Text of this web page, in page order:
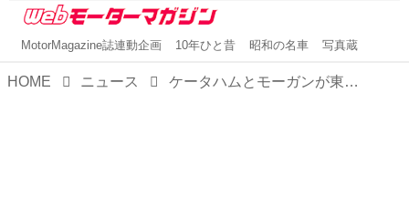
MotorMagazine誌連動企画 10年ひと昔 昭和の名車 写真蔵
HOME ニュース ケータハムとモーガンが東京 青山にブランド発信拠点を新規オープン